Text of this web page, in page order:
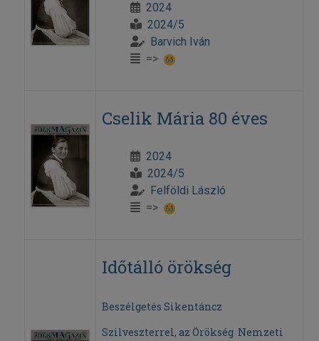
2024
2024/5
Barvich Iván
=>
Cselik Mária 80 éves
2024
2024/5
Felföldi László
=>
Időtálló örökség
Beszélgetés Sikentáncz
Szilveszterrel, az Örökség Nemzeti